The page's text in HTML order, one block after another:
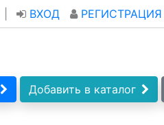
ВХОД РЕГИСТРАЦИЯ
Добавить в каталог